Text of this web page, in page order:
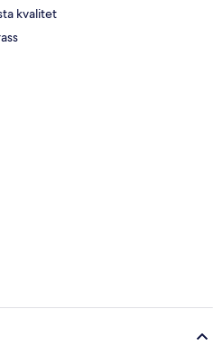
kvalitet